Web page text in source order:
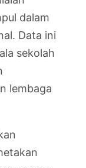
dalam
Data ini
sekolah
lembaga